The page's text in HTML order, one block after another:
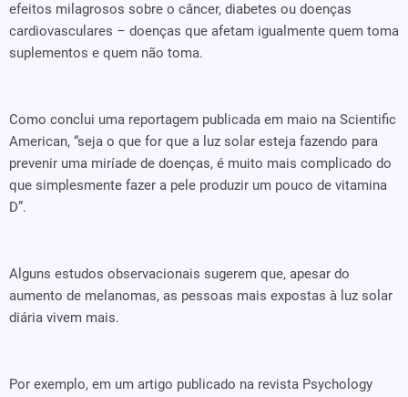
efeitos milagrosos sobre o câncer, diabetes ou doenças
cardiovasculares – doenças que afetam igualmente quem toma
suplementos e quem não toma.
Como conclui uma reportagem publicada em maio na Scientific
American, “seja o que for que a luz solar esteja fazendo para
prevenir uma miríade de doenças, é muito mais complicado do
que simplesmente fazer a pele produzir um pouco de vitamina
D”.
Alguns estudos observacionais sugerem que, apesar do
aumento de melanomas, as pessoas mais expostas à luz solar
diária vivem mais.
Por exemplo, em um artigo publicado na revista Psychology